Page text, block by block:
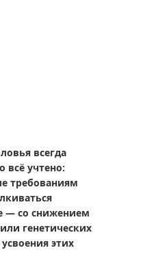
всегда
всё учтено:
требованиям
— со снижением
генетических
этих